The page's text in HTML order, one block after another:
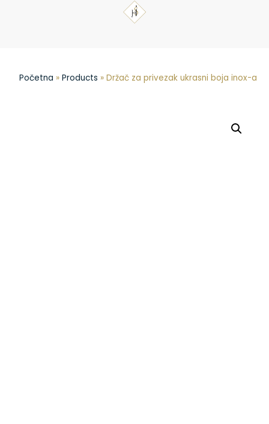
Početna » Products » Držač za privezak ukrasni boja inox-a